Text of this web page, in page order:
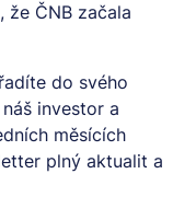
že ČNB začala
do svého
investor a
měsících
plný aktualit a